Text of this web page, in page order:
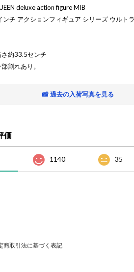
deluxe action figure MIB
ンチ アクションフィギュア シリーズ ウルト
約33.5センチ
割れあり。
📸 過去の入荷写真を見る
価
1140 35
商取引法に基づく表記